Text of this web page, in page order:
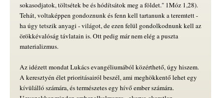
sokasodjatok, töltsétek be és hódítsátok meg a földet." 1Móz 1,28).
Tehát, voltaképpen gondoznunk és fenn kell tartanunk a teremtett -
ha úgy tetszik anyagi - világot, de ezen felül gondolkodnunk kell az
örökkévalóság távlatain is. Ott pedig már nem elég a puszta
materializmus.
Az idézett mondat Lukács evangéliumából közérthető, úgy hiszem.
A keresztyén élet prioritásairól beszél, ami meghökkentő lehet egy
kívülálló számára, és természetes egy hívő ember számára.